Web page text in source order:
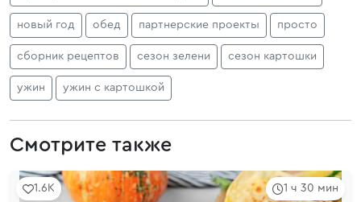
новый год обед партнерские проекты просто
сборник рецептов сезон зелени сезон картошки
ужин ужин с картошкой
Смотрите также
1 ч 30 мин
1.6K